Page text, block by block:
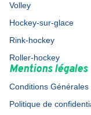
Volley
Hockey-sur-glace
Rink-hockey
Roller-hockey
Mentions légales
Conditions Générales
Politique de